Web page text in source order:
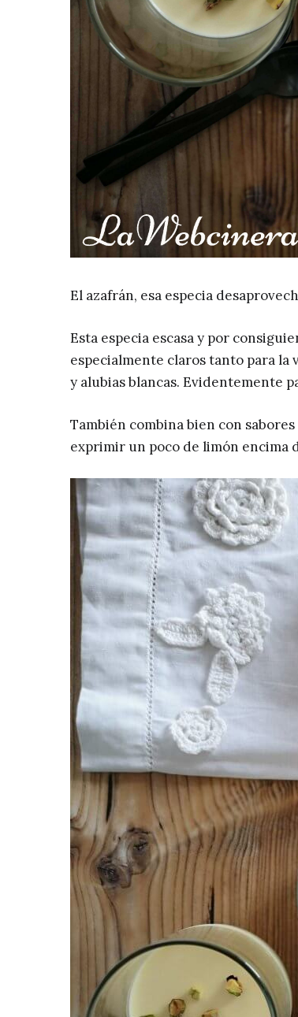
El azafrán, esa especia
Esta especia escasa y por
especialmente claros tanto para la
y alubias blancas. Evidentemente
También combina bien con
exprimir un poco de limón encima